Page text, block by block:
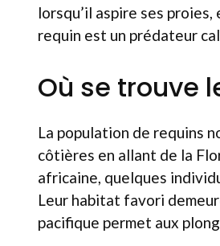
lorsqu’il aspire ses
requin est un prédateur
Où se trouve
La population de requins
côtières en allant de la
africaine, quelques
Leur habitat favori
pacifique permet aux